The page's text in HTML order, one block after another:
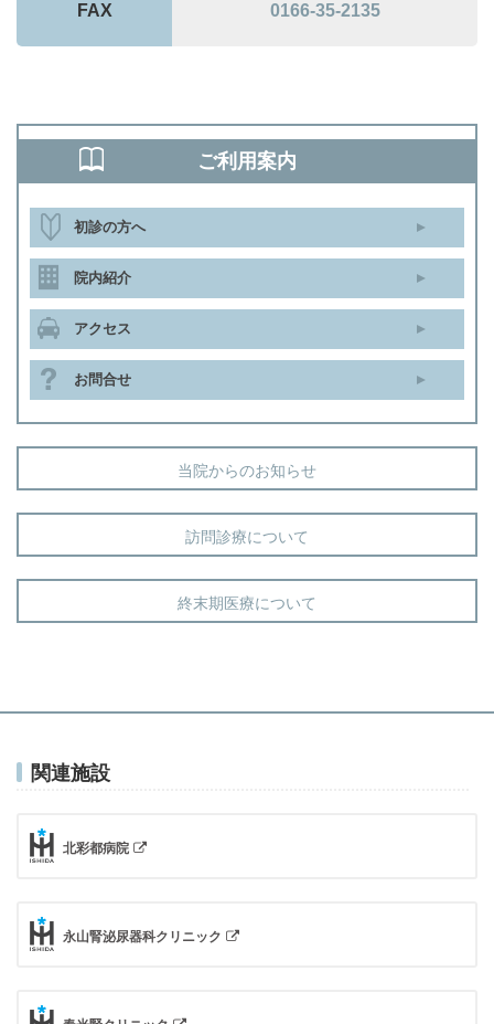
FAX 0166-35-2135
ご利用案内
初診の方へ
院内紹介
アクセス
お問合せ
当院からのお知らせ
訪問診療について
終末期医療について
関連施設
北彩都病院
永山腎泌尿器科クリニック